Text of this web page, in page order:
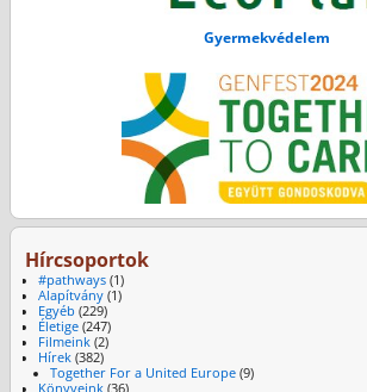
Gyermekvédelem
Hírcsoportok
#pathways(1)
Alapítvány(1)
Egyéb (229)
Életige(247)
Filmeink(2)
Hírek(382)
Together For a United Europe (9)
Könyveink(36)